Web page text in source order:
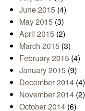
June 2015 (4)
May 2015 (3)
April 2015 (2)
March 2015 (3)
February 2015 (4)
January 2015 (9)
December 2014 (4)
November 2014 (2)
October 2014 (6)